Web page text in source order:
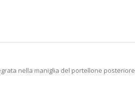
nella maniglia del portellone posteriore